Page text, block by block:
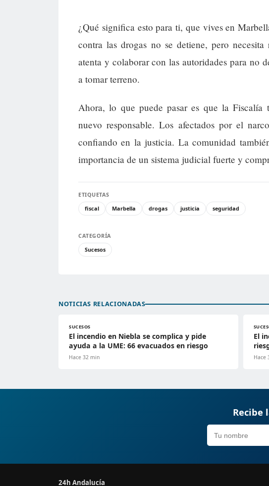
¿Qué significa esto para ti, que vives en
contra las drogas no se detiene, pero
atenta y colaborar con las autoridades para no
a tomar terreno.
Ahora, lo que puede pasar es que la Fiscalía
nuevo responsable. Los afectados por el
confiando en la justicia. La comunidad
importancia de un sistema judicial fuerte y
ETIQUETAS
fiscal
Marbella drogas justicia seguridad
CATEGORÍA
Sucesos
NOTICIAS RELACIONADAS
SUCESOS
El incendio en Niebla se complica y pide
ayuda a la UME: 66 evacuados en riesgo
Hace 32 min
El
Hace
Recibe
24h Andalucía